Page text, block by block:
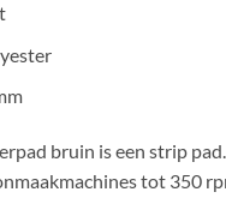
bruin is een strip
tot 350